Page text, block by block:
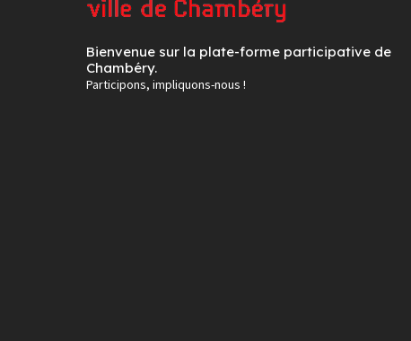
Bienvenue sur la plate-forme participative de
Chambéry.
Participons, impliquons-nous !